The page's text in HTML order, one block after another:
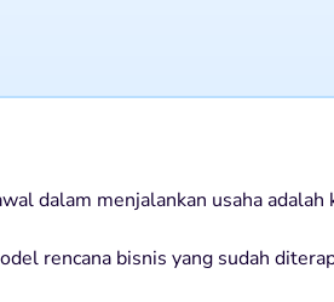
dalam menjalankan usaha
rencana bisnis yang sudah